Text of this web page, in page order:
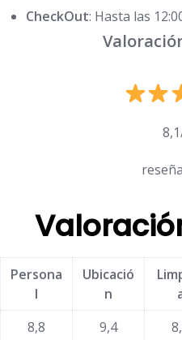
CheckOut: Hasta las
Persona
l
Ubicació
n
8,8
9,4